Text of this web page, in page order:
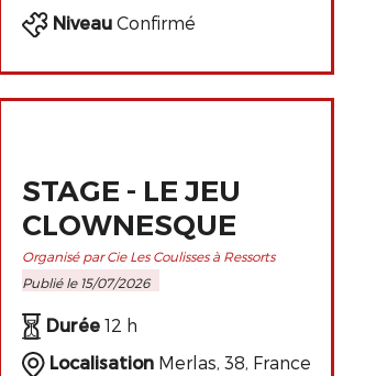
NiveauConfirmé
STAGE - LE JEU
CLOWNESQUE
Organisé par Cie Les Coulisses à Ressorts
Publié le 15/07/2026
Durée12 h
LocalisationMerlas, 38, France